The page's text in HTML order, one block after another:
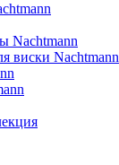
Nachtmann
виски Nachtmann